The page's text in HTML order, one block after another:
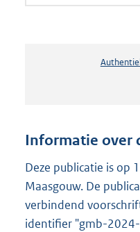
Informatie over
Deze publicatie is op
Maasgouw. De
verbindend
identifier "gmb-